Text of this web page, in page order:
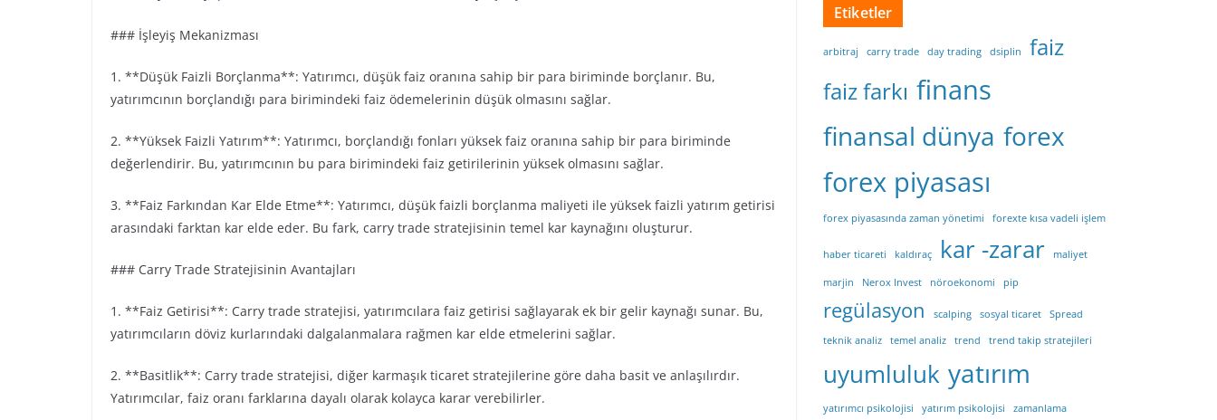
### İşleyiş Mekanizması
1. **Düşük Faizli Borçlanma**: Yatırımcı, düşük faiz oranına sahip bir para biriminde borçlanır. Bu,
yatırımcının borçlandığı para birimindeki faiz ödemelerinin düşük olmasını sağlar.
2. **Yüksek Faizli Yatırım**: Yatırımcı, borçlandığı fonları yüksek faiz oranına sahip bir para biriminde
değerlendirir. Bu, yatırımcının bu para birimindeki faiz getirilerinin yüksek olmasını sağlar.
3. **Faiz Farkından Kar Elde Etme**: Yatırımcı, düşük faizli borçlanma maliyeti ile yüksek faizli yatırım getirisi
arasındaki farktan kar elde eder. Bu fark, carry trade stratejisinin temel kar kaynağını oluşturur.
### Carry Trade Stratejisinin Avantajları
1. **Faiz Getirisi**: Carry trade stratejisi, yatırımcılara faiz getirisi sağlayarak ek bir gelir kaynağı sunar. Bu,
yatırımcıların döviz kurlarındaki dalgalanmalara rağmen kar elde etmelerini sağlar.
2. **Basitlik**: Carry trade stratejisi, diğer karmaşık ticaret stratejilerine göre daha basit ve anlaşılırdır.
Yatırımcılar, faiz oranı farklarına dayalı olarak kolayca karar verebilirler.
Etiketler
arbitraj carry trade day trading dsiplin faiz
faiz farkı finans
finansal dünya forex
forex piyasası
forex piyasasında zaman yönetimi forexte kısa vadeli işlem
haber ticareti kaldıraç kar -zarar maliyet
marjin Nerox Invest nöroekonomi pip
regülasyon scalping sosyal ticaret Spread
teknik analiz temel analiz trend trend takip stratejileri
uyumluluk yatırım
yatırımcı psikolojisi yatırım psikolojisi
zamanlama